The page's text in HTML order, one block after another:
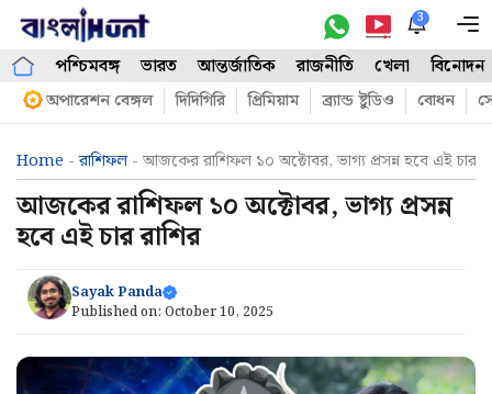
Skip
content
3
পশ্চিমবঙ্গ ভারত আন্তর্জাতিক রাজনীতি খেলা বিনোদন
অপারেশন বেঙ্গল দিদিগিরি প্রিমিয়াম ব্র্যান্ড ষ্টুডিও বোধন
Home -রাশিফল- আজকের রাশিফল ১০ অক্টোবর, ভাগ্য প্রসন্ন হবে এই চার
আজকের রাশিফল ১০ অক্টোবর, ভাগ্য প্রসন্ন
হবে এই চার রাশির
Sayak Panda
Published on: October 10, 2025